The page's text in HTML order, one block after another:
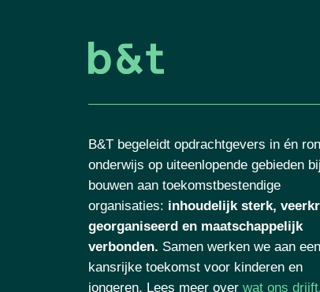
B&T begeleidt opdrachtgevers in én
onderwijs op uiteenlopende gebieden
bouwen aan toekomstbestendige
organisaties: inhoudelijk sterk,
georganiseerd en maatschappelijk
verbonden. Samen werken we aan een
kansrijke toekomst voor kinderen en
jongeren. Lees meer over wat ons drijft